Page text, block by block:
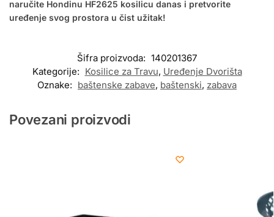
naručite Hondinu HF2625 kosilicu danas i pretvorite
uređenje svog prostora u čist užitak!
Šifra proizvoda: 140201367
Kategorije: Kosilice za Travu, Uređenje Dvorišta
Oznake: baštenske zabave, baštenski, zabava
Povezani proizvodi